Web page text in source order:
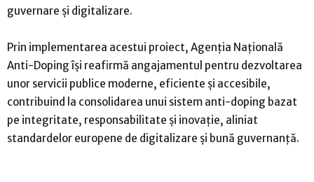
guvernare și digitalizare.
Prin implementarea acestui proiect, Agenția Națională
Anti-Doping își reafirmă angajamentul pentru dezvoltarea
unor servicii publice moderne, eficiente și accesibile,
contribuind la consolidarea unui sistem anti-doping bazat
pe integritate, responsabilitate și inovație, aliniat
standardelor europene de digitalizare și bună guvernanță.